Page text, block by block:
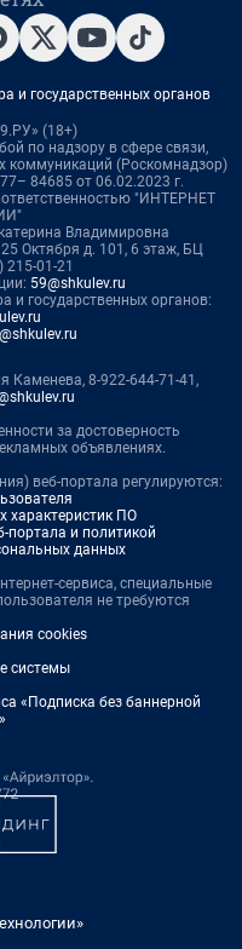
и государственных органов
(18+)
по надзору в сфере связи,
коммуникаций (Роскомнадзор)
84685 от 06.02.2023 г.
"ИНТЕРНЕТ
Владимировна
Октября д. 101, 6 этаж, БЦ
215-01-21
59@shkulev.ru
и государственных органов:
Каменева, 8-922-644-71-41,
за достоверность
объявлениях.
веб-портала регулируются:
характеристик ПО
портала и политикой
данных
сервиса, специальные
не требуются
cookies
системы
«Подписка без баннерной